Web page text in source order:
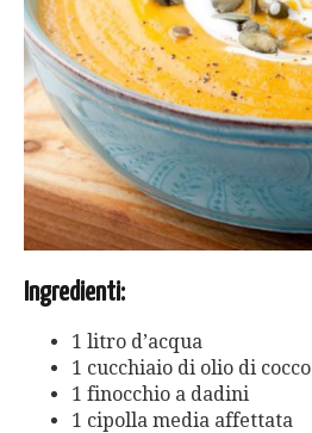
Ingredienti:
1 litro d’acqua
1 cucchiaio di olio di cocco
1 finocchio a dadini
1 cipolla media affettata